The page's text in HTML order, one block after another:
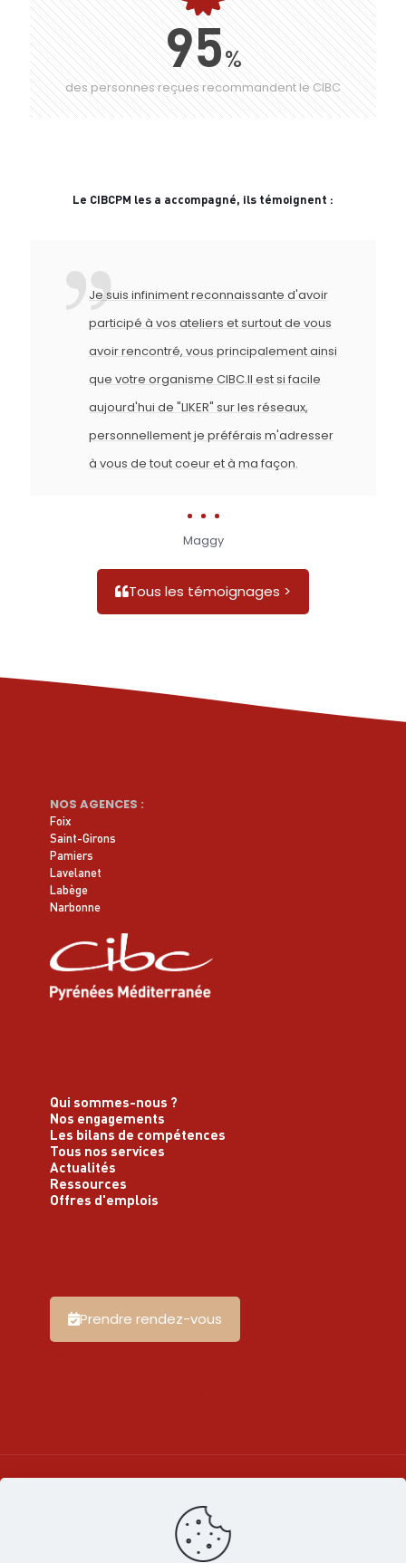
95%
des personnes reçues recommandent le CIBC
Le CIBCPM les a accompagné, ils témoignent :
Je suis infiniment reconnaissante d'avoir
participé à vos ateliers et surtout de vous
avoir rencontré, vous principalement ainsi
que votre organisme CIBC.Il est si facile
aujourd'hui de "LIKER" sur les réseaux,
personnellement je préférais m'adresser
à vous de tout coeur et à ma façon.
Maggy
Tous les témoignages >
NOS AGENCES :
Foix
Saint-Girons
Pamiers
Lavelanet
Labège
Narbonne
Qui sommes-nous ?
Nos engagements
Les bilans de compétences
Tous nos services
Actualités
Ressources
Offres d'emplois
Prendre rendez-vous
© 2026 CIBC Pyrénées Méditerranée | Par c-
Mentions légales